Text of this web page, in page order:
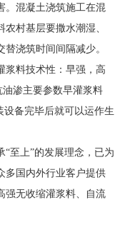
。混凝土浇筑施工在混
村基层要撒水潮湿、
浇筑时间间隔减少。
浆料技术性：早强，高
渗主要参数早灌浆料
设备完毕后就可以运作生
至上”的发展理念，已为
多国内外行业客户提供
强无收缩灌浆料、自流